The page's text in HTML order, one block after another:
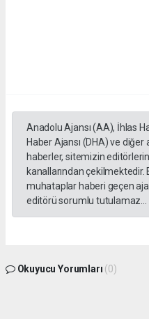
Anadolu Ajansı (AA), İhlas
Haber Ajansı (DHA) ve
haberler, sitemizin
kanallarından
muhataplar haberi geçen
editörü sorumlu tutulamaz...
Okuyucu Yorumları (0)